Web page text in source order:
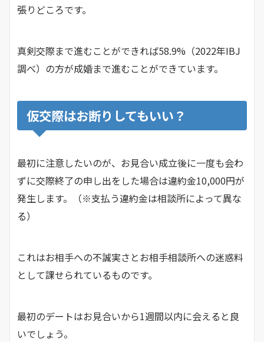
張りどころです。
真剣交際まで進むことができれば58.9%（2022年IBJ
調べ）の方が成婚まで進むことができています。
仮交際はお断りしてもいい？
最初に注意したいのが、お見合い成立後に一度も会わ
ずに交際終了の申し出をした場合は違約金10,000円が
発生します。（※支払う違約金は相談所によって異な
る）
これはお相手への不誠実さとお相手相談所への迷惑料
として課せられているものです。
最初のデートはお見合いから1週間以内に会えると良
いでしょう。